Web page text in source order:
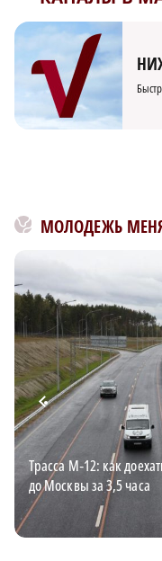
МОЛОДЕЖЬ
Трасса М‑12: как
до Москвы за 3,5 часа